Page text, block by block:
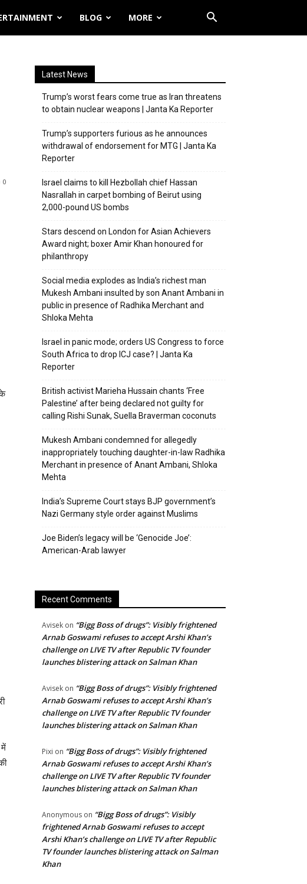
BLOG MORE
0
Latest News
Trump’s worst fears come true as Iran threatens
to obtain nuclear weapons | Janta Ka Reporter
Trump’s supporters furious as he announces
withdrawal of endorsement for MTG | Janta Ka
Reporter
Israel claims to kill Hezbollah chief Hassan
Nasrallah in carpet bombing of Beirut using
2,000-pound US bombs
Stars descend on London for Asian Achievers
Award night; boxer Amir Khan honoured for
philanthropy
Social media explodes as India’s richest man
Mukesh Ambani insulted by son Anant Ambani in
public in presence of Radhika Merchant and
Shloka Mehta
Israel in panic mode; orders US Congress to force
South Africa to drop ICJ case? | Janta Ka
Reporter
British activist Marieha Hussain chants ‘Free
Palestine’ after being declared not guilty for
calling Rishi Sunak, Suella Braverman coconuts
Mukesh Ambani condemned for allegedly
inappropriately touching daughter-in-law Radhika
Merchant in presence of Anant Ambani, Shloka
Mehta
India’s Supreme Court stays BJP government’s
Nazi Germany style order against Muslims
Joe Biden’s legacy will be ‘Genocide Joe’:
American-Arab lawyer
Recent Comments
Avisek on “Bigg Boss of drugs”: Visibly frightened
Arnab Goswami refuses to accept Arshi Khan’s
challenge on LIVE TV after Republic TV founder
launches blistering attack on Salman Khan
Avisek on “Bigg Boss of drugs”: Visibly frightened
Arnab Goswami refuses to accept Arshi Khan’s
challenge on LIVE TV after Republic TV founder
launches blistering attack on Salman Khan
Pixi on “Bigg Boss of drugs”: Visibly frightened
Arnab Goswami refuses to accept Arshi Khan’s
challenge on LIVE TV after Republic TV founder
launches blistering attack on Salman Khan
Anonymous on “Bigg Boss of drugs”: Visibly
frightened Arnab Goswami refuses to accept
Arshi Khan’s challenge on LIVE TV after Republic
TV founder launches blistering attack on Salman
Khan